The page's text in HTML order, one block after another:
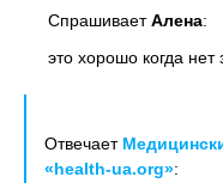
СпрашиваетАлена:
это хорошо когда
Отвечает
«health-ua.org»: